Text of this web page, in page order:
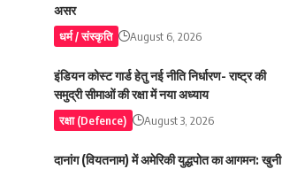
असर
धर्म / संस्कृति August 6, 2026
इंडियन कोस्ट गार्ड हेतु नई नीति निर्धारण- राष्ट्र की
समुद्री सीमाओं की रक्षा में नया अध्याय
रक्षा (Defence) August 3, 2026
दानांग (वियतनाम) में अमेरिकी युद्धपोत का आगमन: खुनी